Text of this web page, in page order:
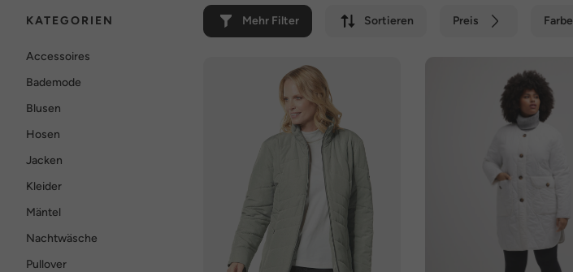
KATEGORIEN Mehr Filter Sortieren Preis Farbe
Accessoires
Bademode
Blusen
Hosen
Jacken
Kleider
Mäntel
Nachtwäsche
Pullover